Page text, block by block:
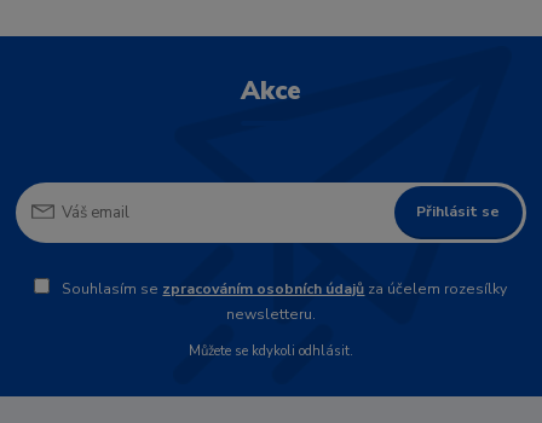
Akce
Přihlásit se
Souhlasím se zpracováním osobních údajů za účelem rozesílky
newsletteru.
Můžete se kdykoli odhlásit.